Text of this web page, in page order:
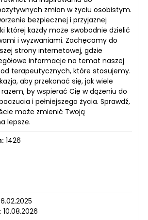
zmian w życiu osobistym.
bezpiecznej i przyjaznej
której każdy może swobodnie dzielić
i wyzwaniami. Zachęcamy do
strony internetowej, gdzie
informacje na temat naszej
terapeutycznych, które stosujemy.
aby przekonać się, jak wiele
by wspierać Cię w dążeniu do
i pełniejszego życia. Sprawdź,
może zmienić Twoją
lepsze.
1426